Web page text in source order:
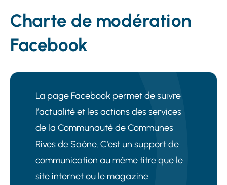
Charte de modération
Facebook
La page Facebook permet de suivre
l’actualité et les actions des services
de la Communauté de Communes
Rives de Saône. C'est un support de
communication au même titre que le
site internet ou le magazine